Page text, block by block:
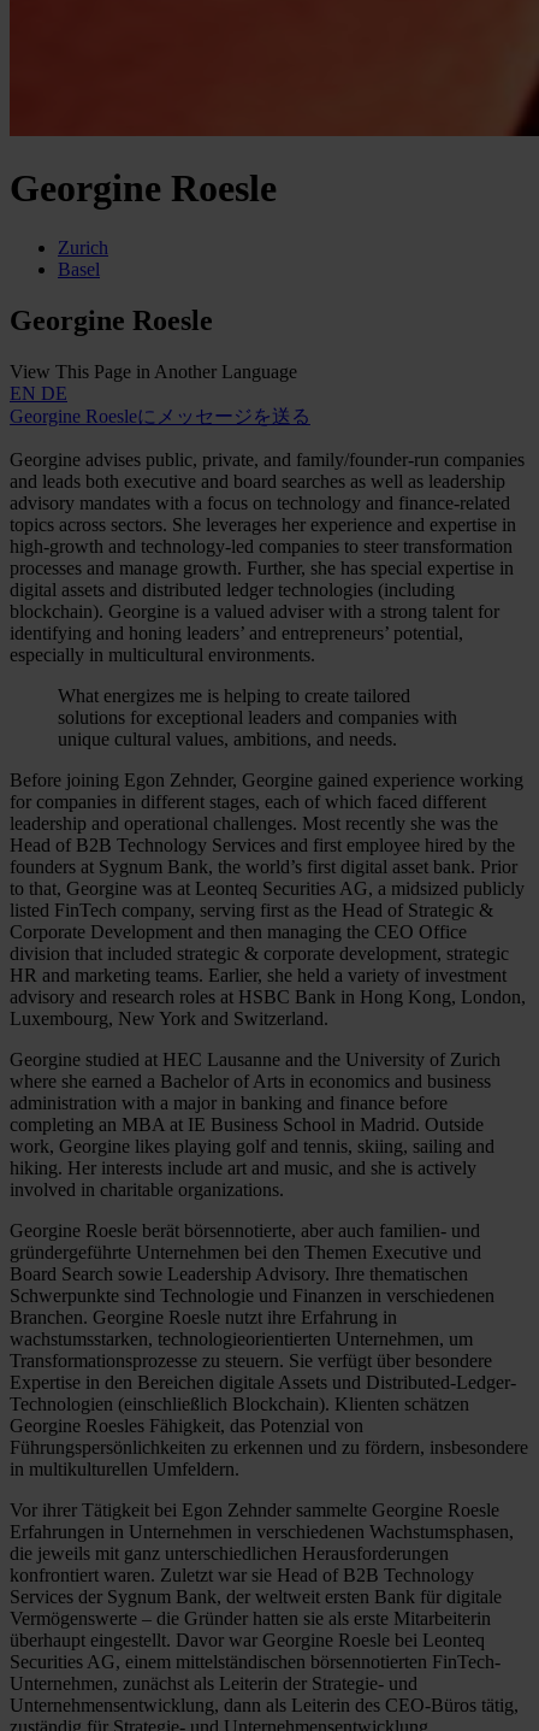
Georgine Roesle
Zurich
Basel
Georgine Roesle
View This Page in Another Language
EN DE
Georgine Roesleにメッセージを送る
Georgine advises public, private, and family/founder-run companies
and leads both executive and board searches as well as leadership
advisory mandates with a focus on technology and finance-related
topics across sectors. She leverages her experience and expertise in
high-growth and technology-led companies to steer transformation
processes and manage growth. Further, she has special expertise in
digital assets and distributed ledger technologies (including
blockchain). Georgine is a valued adviser with a strong talent for
identifying and honing leaders’ and entrepreneurs’ potential,
especially in multicultural environments.
What energizes me is helping to create tailored
solutions for exceptional leaders and companies with
unique cultural values, ambitions, and needs.
Before joining Egon Zehnder, Georgine gained experience working
for companies in different stages, each of which faced different
leadership and operational challenges. Most recently she was the
Head of B2B Technology Services and first employee hired by the
founders at Sygnum Bank, the world’s first digital asset bank. Prior
to that, Georgine was at Leonteq Securities AG, a midsized publicly
listed FinTech company, serving first as the Head of Strategic &
Corporate Development and then managing the CEO Office
division that included strategic & corporate development, strategic
HR and marketing teams. Earlier, she held a variety of investment
advisory and research roles at HSBC Bank in Hong Kong, London,
Luxembourg, New York and Switzerland.
Georgine studied at HEC Lausanne and the University of Zurich
where she earned a Bachelor of Arts in economics and business
administration with a major in banking and finance before
completing an MBA at IE Business School in Madrid. Outside
work, Georgine likes playing golf and tennis, skiing, sailing and
hiking. Her interests include art and music, and she is actively
involved in charitable organizations.
Georgine Roesle berät börsennotierte, aber auch familien- und
gründergeführte Unternehmen bei den Themen Executive und
Board Search sowie Leadership Advisory. Ihre thematischen
Schwerpunkte sind Technologie und Finanzen in verschiedenen
Branchen. Georgine Roesle nutzt ihre Erfahrung in
wachstumsstarken, technologieorientierten Unternehmen, um
Transformationsprozesse zu steuern. Sie verfügt über besondere
Expertise in den Bereichen digitale Assets und Distributed-Ledger-
Technologien (einschließlich Blockchain). Klienten schätzen
Georgine Roesles Fähigkeit, das Potenzial von
Führungspersönlichkeiten zu erkennen und zu fördern, insbesondere
in multikulturellen Umfeldern.
Vor ihrer Tätigkeit bei Egon Zehnder sammelte Georgine Roesle
Erfahrungen in Unternehmen in verschiedenen Wachstumsphasen,
die jeweils mit ganz unterschiedlichen Herausforderungen
konfrontiert waren. Zuletzt war sie Head of B2B Technology
Services der Sygnum Bank, der weltweit ersten Bank für digitale
Vermögenswerte – die Gründer hatten sie als erste Mitarbeiterin
überhaupt eingestellt. Davor war Georgine Roesle bei Leonteq
Securities AG, einem mittelständischen börsennotierten FinTech-
Unternehmen, zunächst als Leiterin der Strategie- und
Unternehmensentwicklung, dann als Leiterin des CEO-Büros tätig,
zuständig für Strategie- und Unternehmensentwicklung,